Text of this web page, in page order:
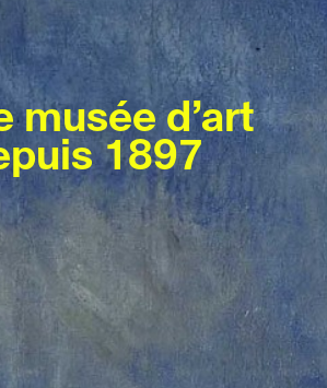
musée d’art
18972026